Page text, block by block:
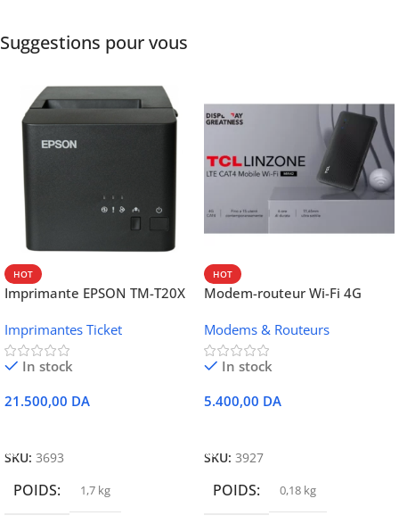
Suggestions pour vous
HOT
Imprimante EPSON TM-T20X
Ethernet
Imprimantes Ticket
In stock
21.500,00 DA
SKU: 3693
POIDS 1,7 kg
HOT
Modem-routeur Wi-Fi 4G
Modems & Routeurs
In stock
5.400,00 DA
SKU: 3927
POIDS 0,18 kg